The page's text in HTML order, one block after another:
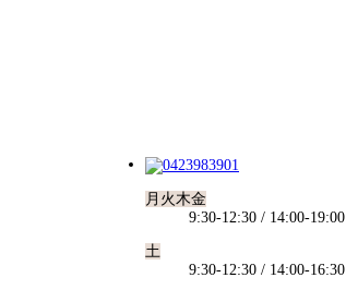
月火木金
9:30-12:30 / 14:00-19:00
土
9:30-12:30 / 14:00-16:30